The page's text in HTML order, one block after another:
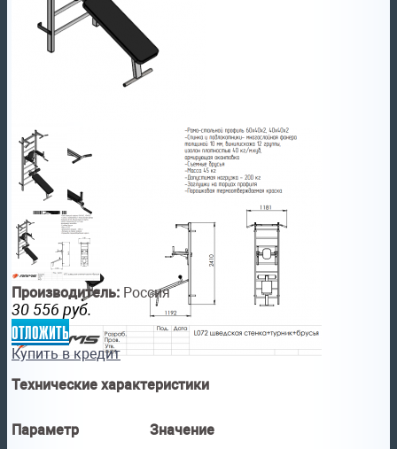
Производитель: Россия
30 556 руб.
отложить
Купить в кредит
Технические характеристики
Параметр Значение